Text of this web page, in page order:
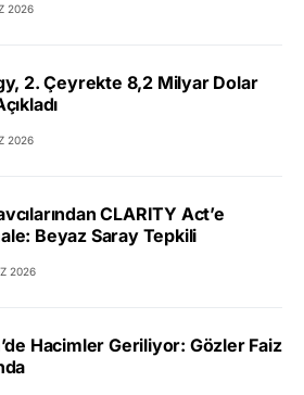
2026
2. Çeyrekte 8,2 Milyar Dolar
2026
CLARITY Act’e
Beyaz Saray Tepkili
2026
Hacimler Geriliyor: Gözler Faiz